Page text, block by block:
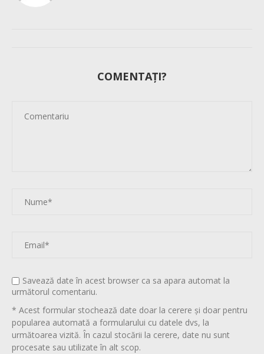
COMENTAȚI?
Savează date în acest browser ca sa apara automat la
următorul comentariu.
* Acest formular stochează date doar la cerere și doar pentru
popularea automată a formularului cu datele dvs, la
următoarea vizită. În cazul stocării la cerere, date nu sunt
procesate sau utilizate în alt scop.